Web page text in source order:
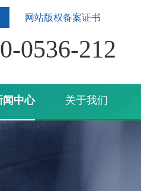
网站版权备案证书
0536-212
闻中心 关于我们